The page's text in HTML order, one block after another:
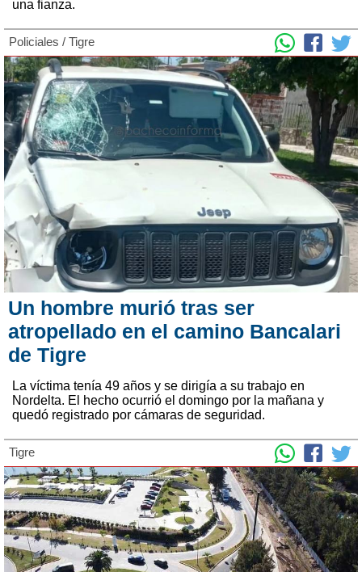
una fianza.
Policiales / Tigre
Un hombre murió tras ser
atropellado en el camino Bancalari
de Tigre
La víctima tenía 49 años y se dirigía a su trabajo en
Nordelta. El hecho ocurrió el domingo por la mañana y
quedó registrado por cámaras de seguridad.
Tigre